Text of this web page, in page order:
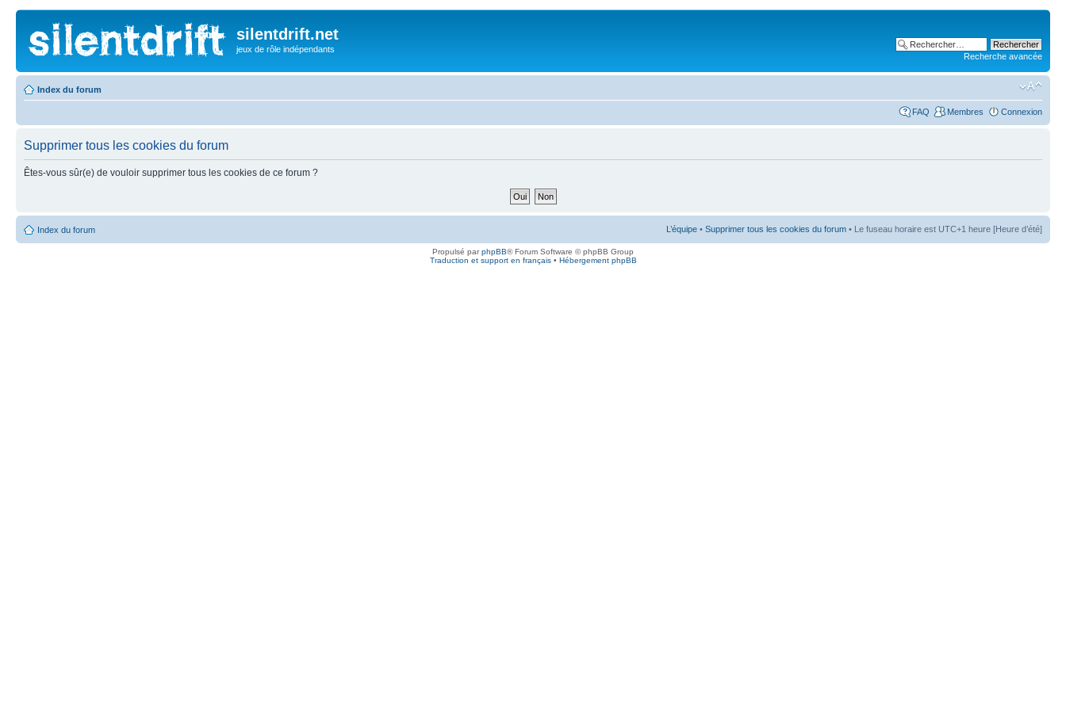
silentdrift.net
jeux de rôle indépendants
Recherche avancée
Index du forum
FAQ Membres Connexion
Supprimer tous les cookies du forum
Êtes-vous sûr(e) de vouloir supprimer tous les cookies de ce forum ?
Index du forum L’équipe • Supprimer tous les cookies du forum • Le fuseau horaire est UTC+1 heure [Heure d’été]
Propulsé parphpBB® Forum Software © phpBB Group
Traduction et support en français• Hébergement phpBB